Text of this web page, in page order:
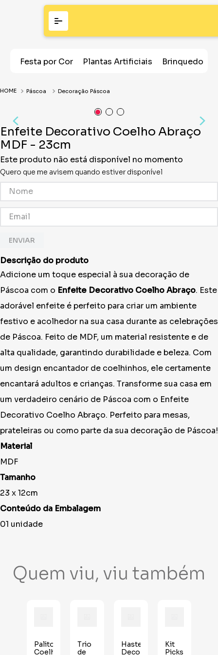
Festa por Cor Plantas Artificiais Brinquedos
Páscoa Decoração Páscoa
Enfeite Decorativo Coelho Abraço
MDF - 23cm
Este produto não está disponível no momento
Quero que me avisem quando estiver disponível
ENVIAR
Descrição do produto
Adicione um toque especial à sua decoração de
Páscoa com o Enfeite Decorativo Coelho Abraço. Este
adorável enfeite é perfeito para criar um ambiente
festivo e acolhedor na sua casa durante as celebrações
de Páscoa. Feito de MDF, um material resistente e de
alta qualidade, garantindo durabilidade e beleza. Com
um design encantador de coelhinhos, ele certamente
encantará adultos e crianças. Transforme sua casa em
um verdadeiro cenário de Páscoa com o Enfeite
Decorativo Coelho Abraço. Perfeito para mesas,
prateleiras ou como parte da sua decoração de Páscoa!
Material
MDF
Tamanho
23 x 12cm
Conteúdo da Embalagem
01 unidade
Quem viu, viu também
Palito
Coelhos
Trio
de
Haste
Decorativa
Kit
Picks